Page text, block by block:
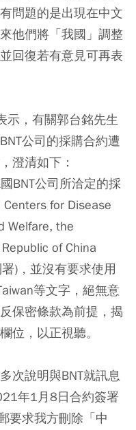
問題的是出現在中文
他們將「我國」調整
回復若有意見可再表
示，有關郭台銘先生
公司的採購合約遭
澄清如下：
BNT公司所洽定的採
for Disease
Welfare, the
of China
)，並沒有要求使用
等文字，絕無意
保密條款為前提，揭
位，以正視聽。
次說明與BNT就訊息
年1月8日合約簽署
要求我方刪除「中